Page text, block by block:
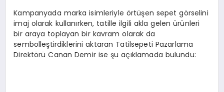
Kampanyada marka isimleriyle örtüşen sepet görselini
imaj olarak kullanırken, tatille ilgili akla gelen ürünleri
bir araya toplayan bir kavram olarak da
sembolleştirdiklerini aktaran Tatilsepeti Pazarlama
Direktörü Canan Demir ise şu açıklamada bulundu: